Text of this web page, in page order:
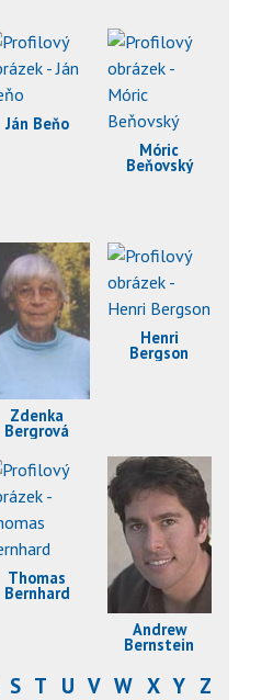
Ján Beňo
Móric
Beňovský
Zdenka
Bergrová
Henri
Bergson
Thomas
Bernhard
Andrew
Bernstein
S T U V W X Y Z